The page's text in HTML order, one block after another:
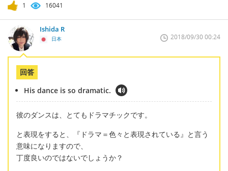
1 16041
Ishida R
日本 2018/09/30 00:24
回答
His dance is so dramatic.
彼のダンスは、とてもドラマチックです。
と表現をすると、『ドラマ＝色々と表現されている』と言う
意味になりますので、
丁度良いのではないでしょうか？